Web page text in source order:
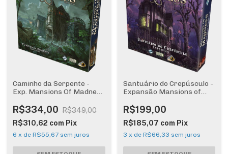
Caminho da Serpente -
Exp. Mansions Of Madness
R$334,00 R$349,00
R$310,62 com Pix
6 x de R$55,67 sem juros
Santuário do Crepúsculo -
Expansão Mansions of
R$199,00
R$185,07 com Pix
3 x de R$66,33 sem juros